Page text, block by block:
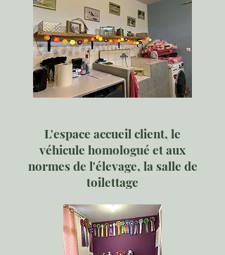
L'espace accueil client, le
véhicule homologué et aux
normes de l'élevage, la salle de
toilettage